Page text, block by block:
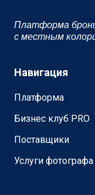
Платформа
с местным
Навигация
Платформа
Бизнес клуб PRO
Поставщики
Услуги фотографа